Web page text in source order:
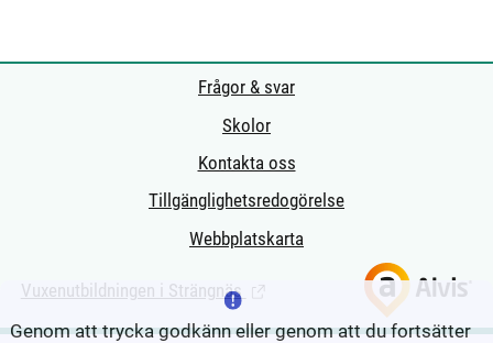
Frågor & svar
Skolor
Kontakta oss
Tillgänglighetsredogörelse
Webbplatskarta
Vuxenutbildningen i Strängnäs (Länk till extern sida.)
Genom att trycka godkänn eller genom att du fortsätter